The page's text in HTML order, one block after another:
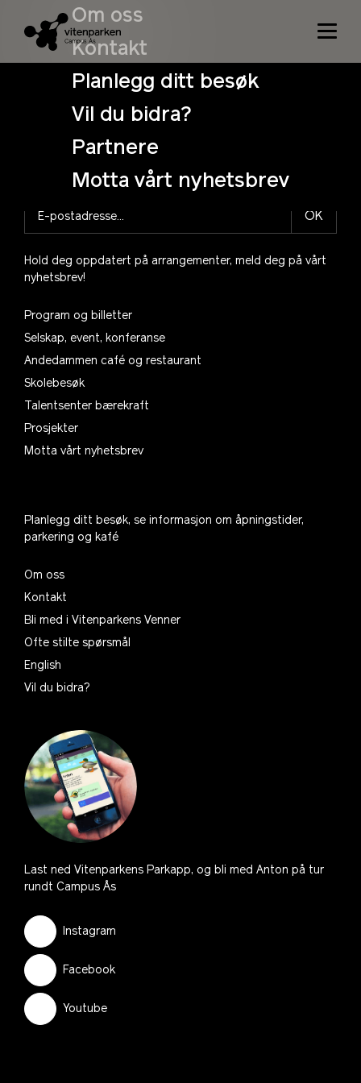
Om oss
Kontakt
Planlegg ditt besøk
Vil du bidra?
Partnere
Motta vårt nyhetsbrev
Niets gevonden
Het lijkt er op dat we niet kunnen vinden wat je zoek.
Misschien dat de zoekfunctie je kan helpen.
OK
Hold deg oppdatert på arrangementer, meld deg på vårt
nyhetsbrev!
Program og billetter
Selskap, event, konferanse
Andedammen café og restaurant
Skolebesøk
Talentsenter bærekraft
Prosjekter
Motta vårt nyhetsbrev
Planlegg ditt besøk, se informasjon om åpningstider,
parkering og kafé
Om oss
Kontakt
Bli med i Vitenparkens Venner
Ofte stilte spørsmål
English
Vil du bidra?
Last ned Vitenparkens Parkapp, og bli med Anton på tur
rundt Campus Ås
Instagram
Facebook
Youtube